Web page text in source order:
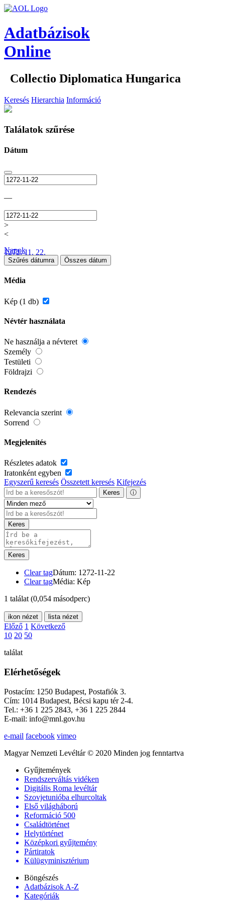
Adatbázisok
Online
Collectio Diplomatica Hungarica
Keresés Hierarchia Információ
Találatok szűrése
Dátum
—
>
<
1272. 11. 22.
Napok
Szűrés dátumra Összes dátum
Média
Kép (1 db)
Névtér használata
Ne használja a névteret
Személy
Testületi
Földrajzi
Rendezés
Relevancia szerint
Sorrend
Megjelenítés
Részletes adatok
Iratonként egyben
Egyszerű keresés Összetett keresés Kifejezés
Keres ⓘ
Keres
Keres
Clear tagDátum: 1272-11-22
Clear tagMédia: Kép
1 találat (0,054 másodperc)
ikon nézet lista nézet
Előző 1 Következő
10 20 50
találat
Elérhetőségek
Postacím: 1250 Budapest, Postafiók 3.
Cím: 1014 Budapest, Bécsi kapu tér 2-4.
Tel.: +36 1 225 2843, +36 1 225 2844
E-mail: info@mnl.gov.hu
e-mail facebook vimeo
Magyar Nemzeti Levéltár © 2020 Minden jog fenntartva
Gyűjtemények
Rendszerváltás vidéken
Digitális Roma levéltár
Szovjetunióba elhurcoltak
Első világháború
Reformáció 500
Családtörténet
Helytörténet
Középkori gyűjtemény
Pártiratok
Külügyminisztérium
Böngészés
Adatbázisok A-Z
Kategóriák